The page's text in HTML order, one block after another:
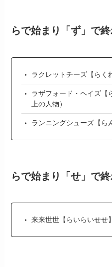
らで始まり「ず」で
ラクレットチーズ【らく
ラザフォード・ヘイズ【
上の人物）
ランニングシューズ【ら
らで始まり「せ」で
来来世世【らいらいせせ